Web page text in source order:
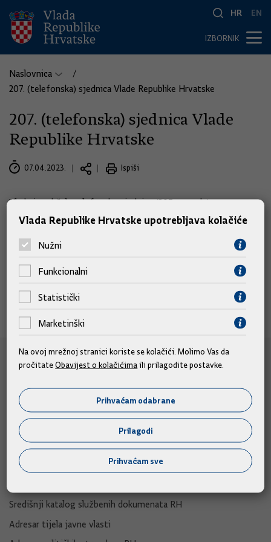
HR EN
IZBORNIK
Naslovnica
207. (telefonska) sjednica Vlade Republike Hrvatske
207. (telefonska) sjednica Vlade
Republike Hrvatske
07.04.2023. Ispiši
Vlada je održala telefonsku sjednicu (207. po redu) sa
sljedećom točkom dnevnog reda:
Prijedlog uredbe o utvrđivanju najviših maloprodajnih cijena
naftnih derivata.
e-Građani
e-Građani
e-Savjetovanja
Portal otvorenih podataka RH
Izvozni portal
Središnji katalog službenih dokumenata RH
Adresar tijela javne vlasti
Vlada Republike Hrvatske upotrebljava kolačiće
Nužni
Funkcionalni
Statistički
Marketinški
Na ovoj mrežnoj stranici koriste se kolačići. Molimo Vas da
pročitateObavijest o kolačićimaili prilagodite postavke.
Prihvaćam odabrane
Prilagodi
Prihvaćam sve